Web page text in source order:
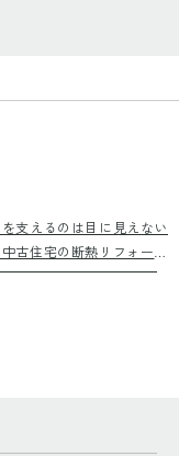
支えるのは目に見えない
古住宅の断熱リフォーム
適に！